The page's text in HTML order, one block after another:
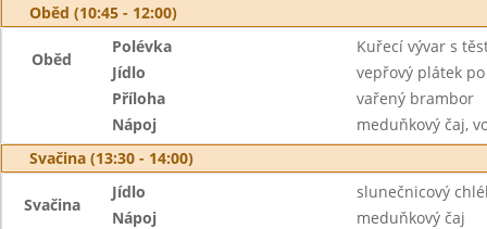
Oběd (10:45 - 12:00)
Oběd
Polévka
Kuřecí vývar s
Jídlo
vepřový plátek
Příloha
vařený brambor
Nápoj
meduňkový čaj,
Svačina (13:30 - 14:00)
Svačina
Jídlo
slunečnicový
Nápoj
meduňkový čaj